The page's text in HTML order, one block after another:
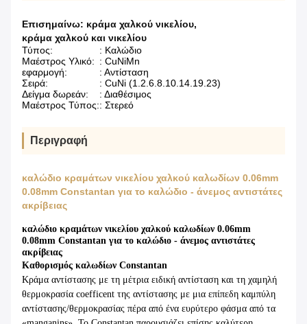
Επισημαίνω: κράμα χαλκού νικελίου,
κράμα χαλκού και νικελίου
Τύπος:
: Καλώδιο
Μαέστρος Υλικό: : CuNiMn
εφαρμογή:
: Αντίσταση
Σειρά:
: CuNi (1.2.6.8.10.14.19.23)
Δείγμα δωρεάν:
: Διαθέσιμος
Μαέστρος Τύπος:: Στερεό
Περιγραφή
καλώδιο κραμάτων νικελίου χαλκού καλωδίων 0.06mm
0.08mm Constantan για το καλώδιο - άνεμος αντιστάτες
ακρίβειας
καλώδιο κραμάτων νικελίου χαλκού καλωδίων 0.06mm
0.08mm Constantan για το καλώδιο - άνεμος αντιστάτες
ακρίβειας
Καθορισμός καλωδίων Constantan
Κράμα αντίστασης με τη μέτρια ειδική αντίσταση και τη χαμηλή
θερμοκρασία coefficent της αντίστασης με μια επίπεδη καμπύλη
αντίστασης/θερμοκρασίας πέρα από ένα ευρύτερο φάσμα από τα